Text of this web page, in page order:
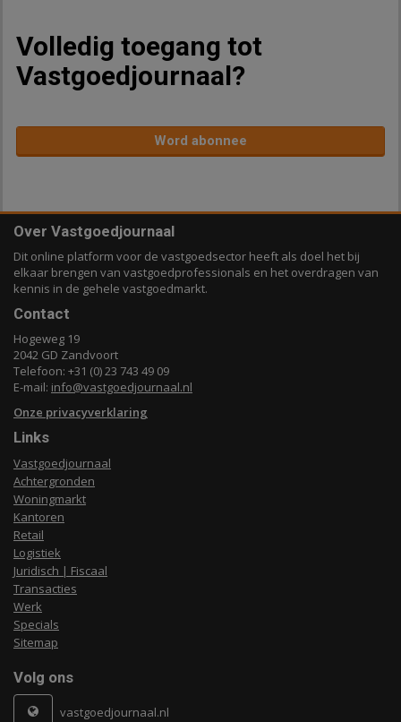
Volledig toegang tot
Vastgoedjournaal?
Word abonnee
Over Vastgoedjournaal
Dit online platform voor de vastgoedsector heeft als doel het bij
elkaar brengen van vastgoedprofessionals en het overdragen van
kennis in de gehele vastgoedmarkt.
Contact
Hogeweg 19
2042 GD Zandvoort
Telefoon: +31 (0) 23 743 49 09
E-mail: info@vastgoedjournaal.nl
Onze privacyverklaring
Links
Vastgoedjournaal
Achtergronden
Woningmarkt
Kantoren
Retail
Logistiek
Juridisch | Fiscaal
Transacties
Werk
Specials
Sitemap
Volg ons
vastgoedjournaal.nl